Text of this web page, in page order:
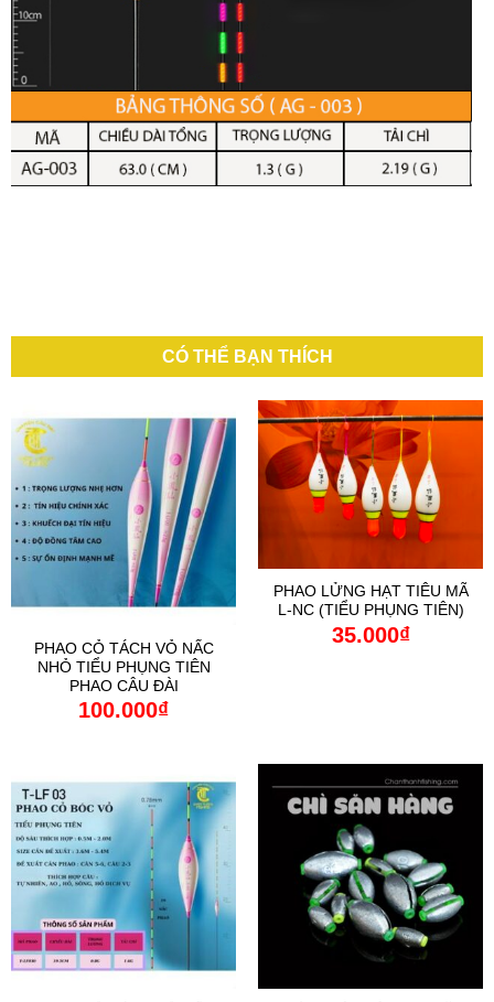
CÓ THỂ BẠN THÍCH
PHAO CỎ TÁCH VỎ NẤC
NHỎ TIỂU PHỤNG TIÊN
PHAO CÂU ĐÀI
100.000₫
PHAO LỬNG HẠT TIÊU MÃ
L-NC (TIỂU PHỤNG TIÊN)
35.000₫